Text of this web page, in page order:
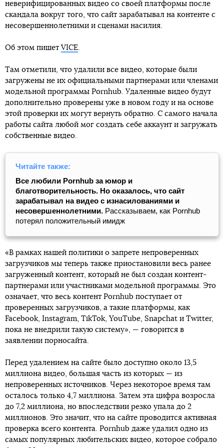
неверифицированных видео со своей платформы после
скандала вокруг того, что сайт зарабатывал на контенте с
несовершеннолетними и сценами насилия.
Об этом пишет VICE.
Там отметили, что удалили все видео, которые были
загружены не их официальными партнерами или членами
модельной программы Pornhub. Удаленные видео будут
дополнительно проверены уже в новом году и на основе
этой проверки их могут вернуть обратно. С самого начала
работы сайта любой мог создать себе аккаунт и загружать
собственные видео.
Читайте также:
Все любили Pornhub за юмор и
благотворительность. Но оказалось, что сайт
зарабатывал на видео с изнасилованиями и
несовершеннолетними. Рассказываем, как Pornhub
потерял положительный имидж
«В рамках нашей политики о запрете непроверенных
загрузчиков мы теперь также приостановили весь ранее
загруженный контент, который не был создан контент-
партнерами или участниками модельной программы. Это
означает, что весь контент Pornhub поступает от
проверенных загрузчиков, а такие платформы, как
Facebook, Instagram, TikTok, YouTube, Snapchat и Twitter,
пока не внедрили такую систему», — говорится в
заявлении порносайта.
Перед удалением на сайте было доступно около 13,5
миллиона видео, большая часть из которых — из
непроверенных источников. Через некоторое время там
осталось только 4,7 миллиона. Затем эта цифра возросла
до 7,2 миллиона, но впоследствии резко упала до 2
миллионов. Это значит, что на сайте проводится активная
проверка всего контента. Pornhub даже удалил одно из
самых популярных любительских видео, которое собрало